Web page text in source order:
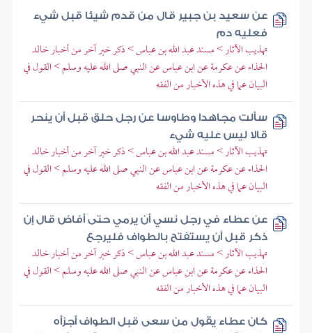
عن سعيد بن جبير قال من قدم شيئا قبل شيء
فعليه دم
تهذيب الآثار > مسند عبد الله بن عباس > ذكر خبر آخر من أخبار خالد
الحذاء عن عكرمة عن ابن عباس عن النبي صلى الله عليه وسلم > القول في
البيان عما في هذه الأخبار من الفقه
سألت مجاهدا وطاوسا عن رجل حلق قبل أن ينحر
قالا ليس عليه شيء
تهذيب الآثار > مسند عبد الله بن عباس > ذكر خبر آخر من أخبار خالد
الحذاء عن عكرمة عن ابن عباس عن النبي صلى الله عليه وسلم > القول في
البيان عما في هذه الأخبار من الفقه
عن عطاء في رجل نسي أن يرمي حتى أفاض قال إن
ذكر قبل أن يستفتح بالطواف فليرجع
تهذيب الآثار > مسند عبد الله بن عباس > ذكر خبر آخر من أخبار خالد
الحذاء عن عكرمة عن ابن عباس عن النبي صلى الله عليه وسلم > القول في
البيان عما في هذه الأخبار من الفقه
كان عطاء يقول من سعى قبل الطواف أجزأه